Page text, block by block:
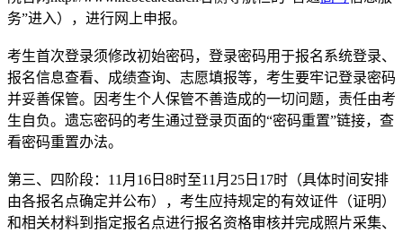
务”进入），进行网上申报。
考生首次登录须修改初始密码，登录密码用于报名系统登录、
报名信息查看、成绩查询、志愿填报等，考生要牢记登录密码
并妥善保管。因考生个人保管不善造成的一切问题，责任由考
生自负。遗忘密码的考生通过登录页面的“密码重置”链接，查
看密码重置办法。
第三、四阶段：11月16日8时至11月25日17时（具体时间安排
由各报名点确定并公布），考生应持规定的有效证件（证明）
和相关材料到指定报名点进行报名资格审核并完成照片采集、